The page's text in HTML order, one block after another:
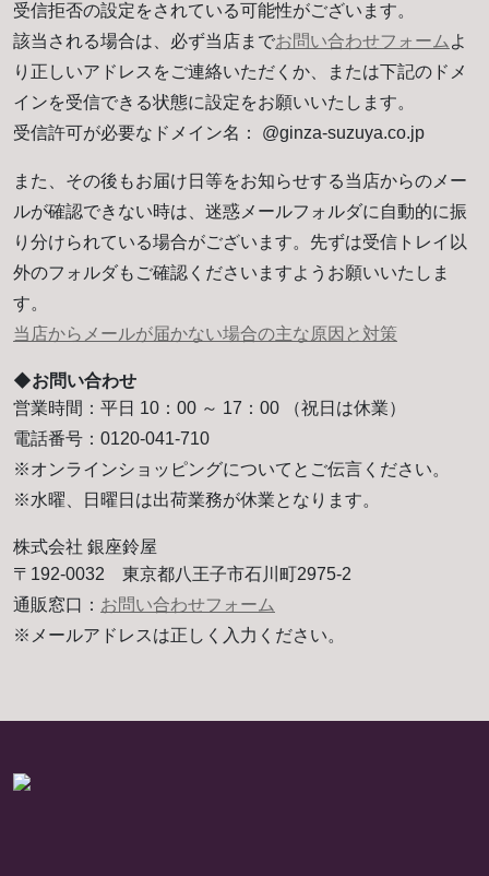
受信拒否の設定をされている可能性がございます。
該当される場合は、必ず当店までお問い合わせフォーム よ
り正しいアドレスをご連絡いただくか、または下記のドメ
インを受信できる状態に設定をお願いいたします。
受信許可が必要なドメイン名： @ginza-suzuya.co.jp
また、その後もお届け日等をお知らせする当店からのメー
ルが確認できない時は、迷惑メールフォルダに自動的に振
り分けられている場合がございます。先ずは受信トレイ以
外のフォルダもご確認くださいますようお願いいたしま
す。
当店からメールが届かない場合の主な原因と対策
◆お問い合わせ
営業時間：平日 10：00 ～ 17：00 （祝日は休業）
電話番号：0120-041-710
※オンラインショッピングについてとご伝言ください。
※水曜、日曜日は出荷業務が休業となります。
株式会社 銀座鈴屋
〒192-0032 東京都八王子市石川町2975-2
通販窓口： お問い合わせフォーム
※メールアドレスは正しく入力ください。